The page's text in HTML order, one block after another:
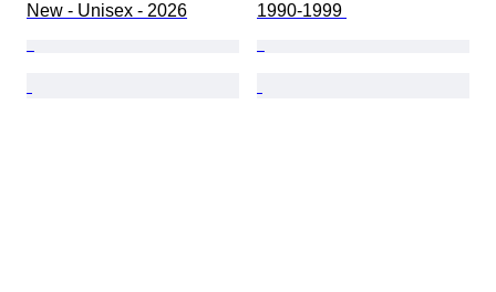
New - Unisex - 2026
1990-1999